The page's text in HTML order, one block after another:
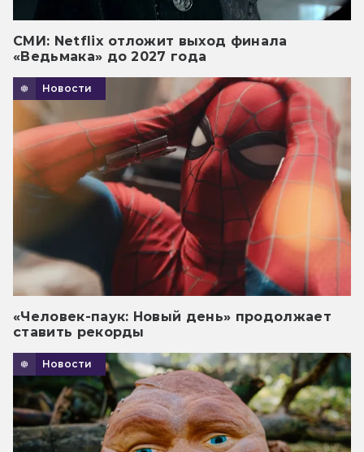
СМИ: Netflix отложит выход финала
«Ведьмака» до 2027 года
Новости
«Человек-паук: Новый день» продолжает
ставить рекорды
Новости